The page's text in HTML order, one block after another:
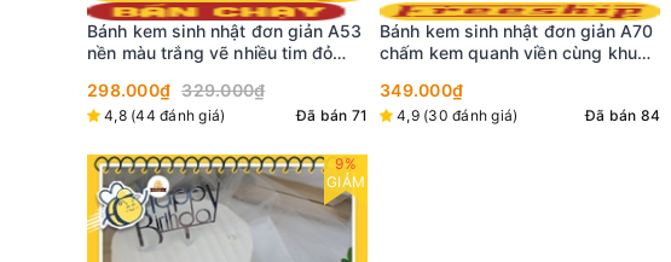
Bánh kem sinh nhật đơn giản A70
chấm kem quanh viền cùng khung
349.000₫
4,9 (30 đánh giá) Đã bán 84
Bánh kem mini C225 Chocolate
phủ màng dâu tây tươi
5 (1 đánh giá)